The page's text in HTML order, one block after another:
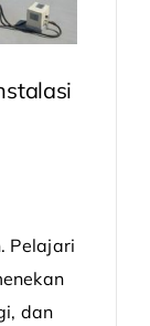
Pelajari
dan